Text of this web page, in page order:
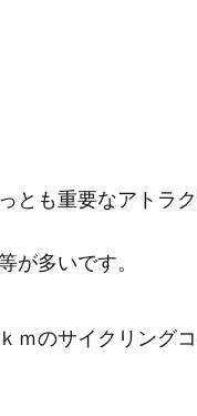
とも重要なアトラク
が多いです。
ｍのサイクリング